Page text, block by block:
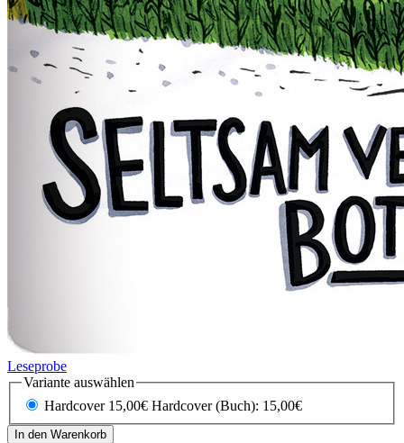
Leseprobe
Variante auswählen
Hardcover 15,00€
Hardcover (Buch): 15,00€
In den Warenkorb